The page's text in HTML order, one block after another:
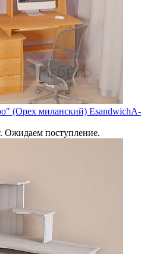
(Орех миланский) EsandwichA-
Ожидаем поступление.